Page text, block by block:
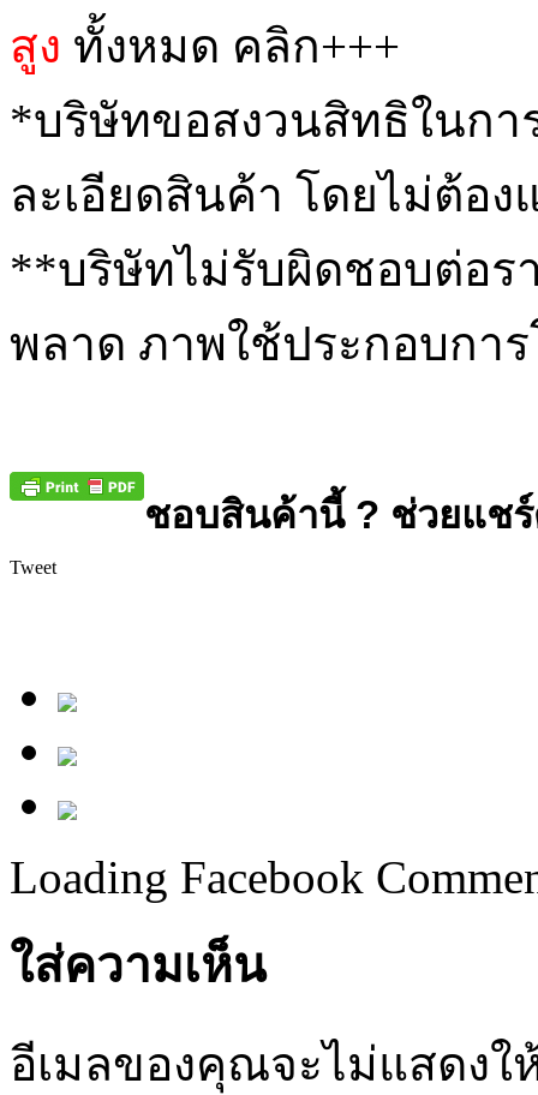
สูง ทั้งหมด คลิก+++
*บริษัทขอสงวนสิทธิในกา
ละเอียดสินค้า โดยไม่ต้อ
**บริษัทไม่รับผิดชอบต่อร
พลาด ภาพใช้ประกอบกา
ชอบสินค้านี้ ? ช่วยแช
Tweet
Loading Facebook
ใส่ความเห็น
อีเมลของคุณจะไม่แสดงใ